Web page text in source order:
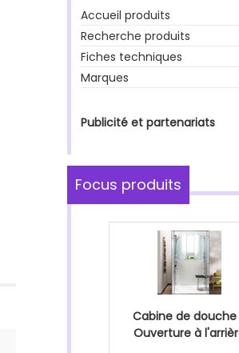
Accueil produits
Recherche produits
Fiches techniques
Marques
Publicité et partenariats
Focus produits
Cabine de
Ouverture à